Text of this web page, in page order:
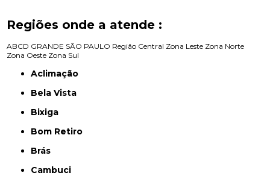
Regiões onde a atende :
ABCD GRANDE SÃO PAULO Região Central Zona Leste Zona Norte
Zona Oeste Zona Sul
Aclimação
Bela Vista
Bixiga
Bom Retiro
Brás
Cambuci